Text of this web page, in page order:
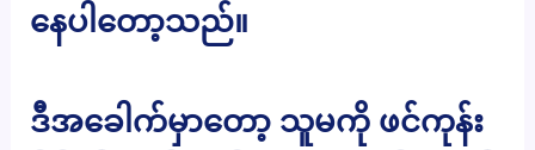
နေပါတော့သည်။
ဒီအခေါက်မှာတော့ သူမကို ဖင်ကုန်း